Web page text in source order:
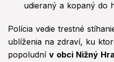
udieraný a kopaný do
Polícia vedie trestné
ublíženia na zdraví, ku
popoludní v obci Nižný